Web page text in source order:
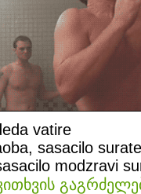
vatire
sasacilo
modzravi